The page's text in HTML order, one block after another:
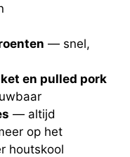
— snel,
en pulled pork
— altijd
op het
houtskool